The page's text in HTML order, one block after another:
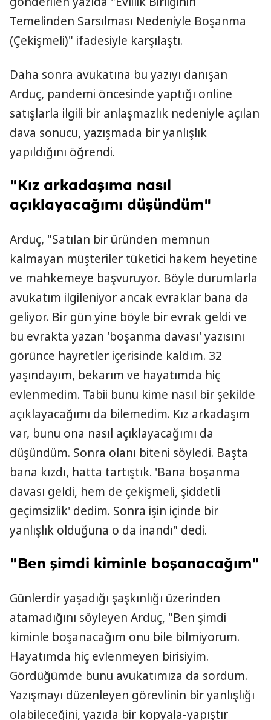
Temelinden Sarsılması Nedeniyle Boşanma
(Çekişmeli)" ifadesiyle karşılaştı.
Daha sonra avukatına bu yazıyı danışan
Arduç, pandemi öncesinde yaptığı online
satışlarla ilgili bir anlaşmazlık nedeniyle açılan
dava sonucu, yazışmada bir yanlışlık
yapıldığını öğrendi.
"Kız arkadaşıma nasıl
açıklayacağımı düşündüm"
Arduç, "Satılan bir üründen memnun
kalmayan müşteriler tüketici hakem heyetine
ve mahkemeye başvuruyor. Böyle durumlarla
avukatım ilgileniyor ancak evraklar bana da
geliyor. Bir gün yine böyle bir evrak geldi ve
bu evrakta yazan 'boşanma davası' yazısını
görünce hayretler içerisinde kaldım. 32
yaşındayım, bekarım ve hayatımda hiç
evlenmedim. Tabii bunu kime nasıl bir şekilde
açıklayacağımı da bilemedim. Kız arkadaşım
var, bunu ona nasıl açıklayacağımı da
düşündüm. Sonra olanı biteni söyledi. Başta
bana kızdı, hatta tartıştık. 'Bana boşanma
davası geldi, hem de çekişmeli, şiddetli
geçimsizlik' dedim. Sonra işin içinde bir
yanlışlık olduğuna o da inandı" dedi.
"Ben şimdi kiminle boşanacağım"
Günlerdir yaşadığı şaşkınlığı üzerinden
atamadığını söyleyen Arduç, "Ben şimdi
kiminle boşanacağım onu bile bilmiyorum.
Hayatımda hiç evlenmeyen birisiyim.
Gördüğümde bunu avukatımıza da sordum.
Yazışmayı düzenleyen görevlinin bir yanlışlığı
olabileceğini, yazıda bir kopyala-yapıştır